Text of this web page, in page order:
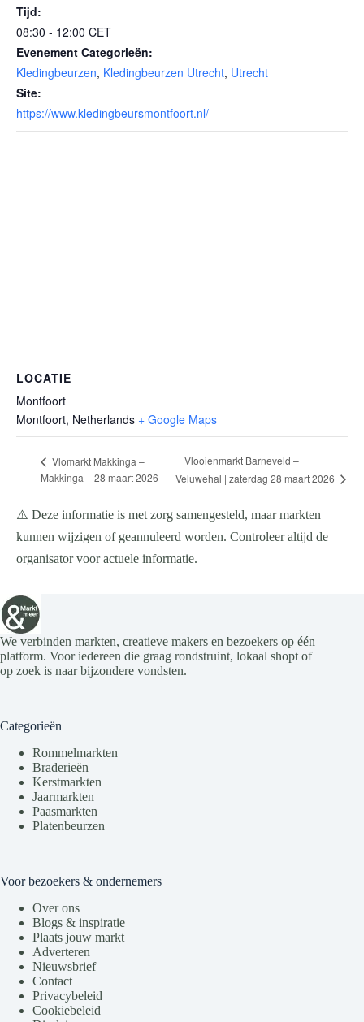
Tijd:
08:30 - 12:00 CET
Evenement Categorieën:
Kledingbeurzen, Kledingbeurzen Utrecht, Utrecht
Site:
https://www.kledingbeursmontfoort.nl/
LOCATIE
Montfoort
Montfoort, Netherlands + Google Maps
Vlomarkt Makkinga –
Makkinga – 28 maart 2026
Vlooienmarkt Barneveld –
Veluwehal | zaterdag 28 maart 2026
⚠️ Deze informatie is met zorg samengesteld, maar markten
kunnen wijzigen of geannuleerd worden. Controleer altijd de
organisator voor actuele informatie.
We verbinden markten, creatieve makers en bezoekers op één
platform. Voor iedereen die graag rondstruint, lokaal shopt of
op zoek is naar bijzondere vondsten.
Categorieën
Rommelmarkten
Braderieën
Kerstmarkten
Jaarmarkten
Paasmarkten
Platenbeurzen
Voor bezoekers & ondernemers
Over ons
Blogs & inspiratie
Plaats jouw markt
Adverteren
Nieuwsbrief
Contact
Privacybeleid
Cookiebeleid